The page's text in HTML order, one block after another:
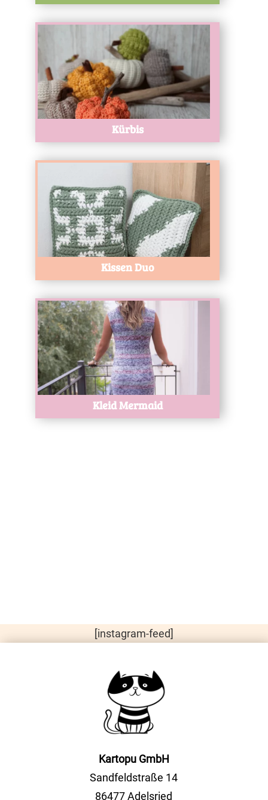
Kürbis
Test
Kissen Duo
Test
Kleid Mermaid
[instagram-feed]
Kartopu GmbH
Sandfeldstraße 14
86477 Adelsried